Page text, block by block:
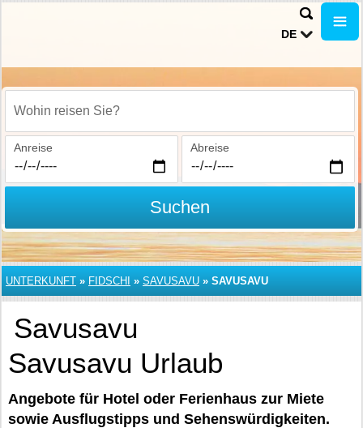
DE
Wohin reisen Sie?
Anreise Abreise
Suchen
UNTERKUNFT » FIDSCHI » SAVUSAVU » SAVUSAVU
Savusavu
Savusavu Urlaub
Angebote für Hotel oder Ferienhaus zur Miete
sowie Ausflugstipps und Sehenswürdigkeiten.